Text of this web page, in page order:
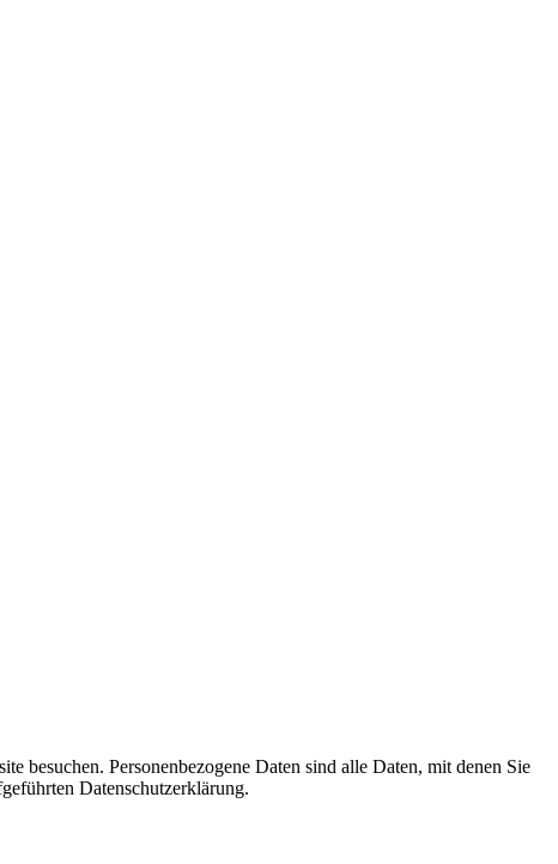
besuchen. Personenbezogene Daten sind alle Daten, mit denen Sie
Datenschutzerklärung.